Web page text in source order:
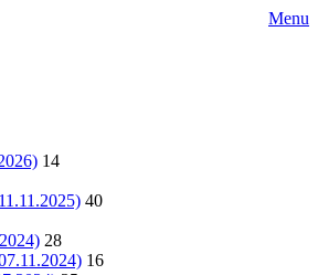
Menu
14
40
28
16